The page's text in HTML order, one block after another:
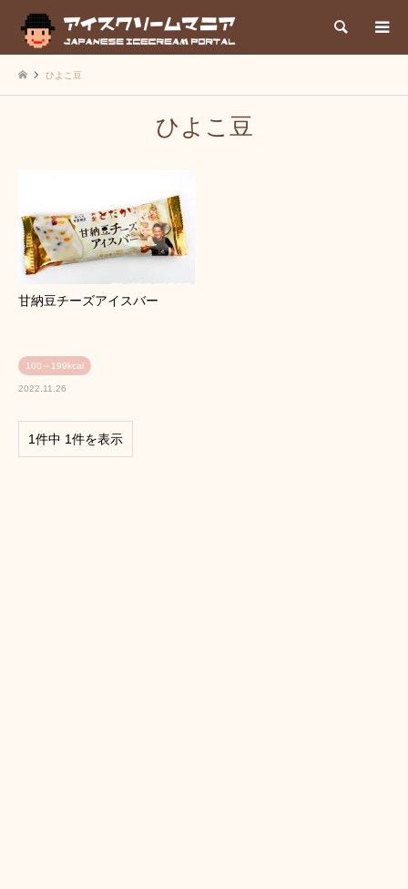
検索
ひよこ豆
ひよこ豆
甘納豆チーズアイスバー
100～199kcal
2022.11.26
1件中 1件を表示